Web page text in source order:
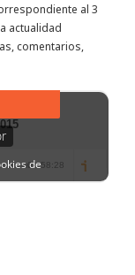
al 3
actualidad
comentarios,